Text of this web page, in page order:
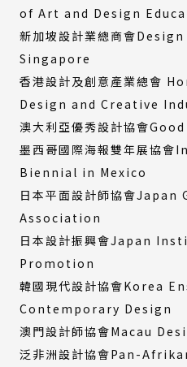
of Art and Design
新加坡設計業總商會
Singapore
香港設計及創意產業總會
Design and Creative
澳大利亞優秀設計協會
墨西哥國際海報雙年展協
Biennial in Mexico
日本平面設計師協會
Association
日本設計振興會Japan
Promotion
韓國現代設計協會Korea
Contemporary Design
澳門設計師協會Macau
泛非洲設計協會Pan-